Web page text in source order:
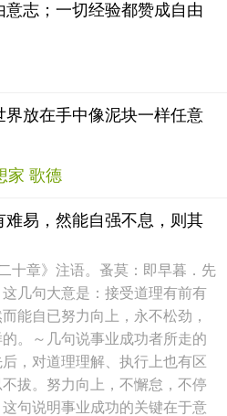
志；一切经验都赞成自由
放在手中像泥块一样任意
家 歌德
难易，然能自强不息，则其
十章》注语。蚤莫：即早暮．先
几句大意是：接受道理有前有
能自已努力向上，永不松劲，
。～几句说事业成功者所走的
，对道理理解、执行上也有区
拔。努力向上，不懈怠，不停
句说明事业成功的关键在于意